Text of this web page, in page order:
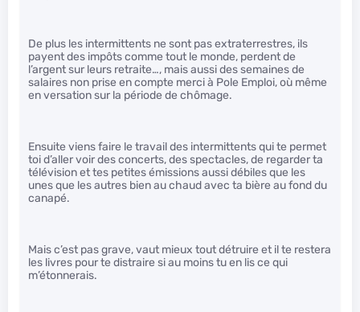
De plus les intermittents ne sont pas extraterrestres, ils
payent des impôts comme tout le monde, perdent de
l’argent sur leurs retraite…, mais aussi des semaines de
salaires non prise en compte merci à Pole Emploi, où même
en versation sur la période de chômage.
Ensuite viens faire le travail des intermittents qui te permet
toi d’aller voir des concerts, des spectacles, de regarder ta
télévision et tes petites émissions aussi débiles que les
unes que les autres bien au chaud avec ta bière au fond du
canapé.
Mais c’est pas grave, vaut mieux tout détruire et il te restera
les livres pour te distraire si au moins tu en lis ce qui
m’étonnerais.